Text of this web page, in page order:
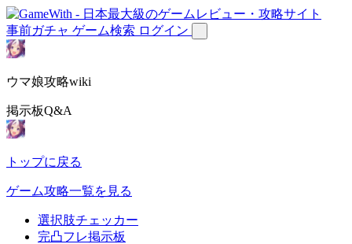
事前ガチャ ゲーム検索 ログイン
ウマ娘攻略wiki
掲示板Q&A
トップに戻る
ゲーム攻略一覧を見る
選択肢チェッカー
完凸フレ掲示板